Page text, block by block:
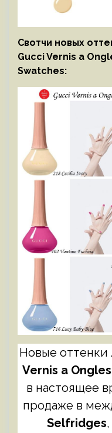
Свотчи новых
Gucci Vernis a
Swatches:
Новые оттенки
Vernis a
в настоящее
продаже в
Selfridges,